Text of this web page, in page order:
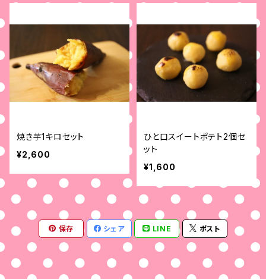
焼き芋1キロセット
¥2,600
ひと口スイートポテト2個セ
ット
¥1,600
保存 シェア LINE ポスト